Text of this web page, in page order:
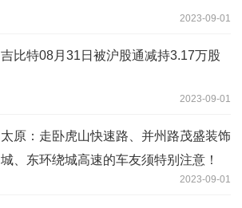
2023-09-01
吉比特08月31日被沪股通减持3.17万股
2023-09-01
太原：走卧虎山快速路、并州路茂盛装饰
城、东环绕城高速的车友须特别注意！
2023-09-01